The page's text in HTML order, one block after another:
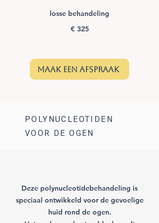
losse behandeling
€ 325
maak een afspraak
POLYNUCLEOTIDEN
VOOR DE OGEN
Deze polynucleotidebehandeling is
speciaal ontwikkeld voor de gevoelige
huid rond de ogen.